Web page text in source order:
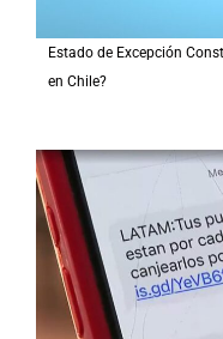
Estado de Excepción
en Chile?